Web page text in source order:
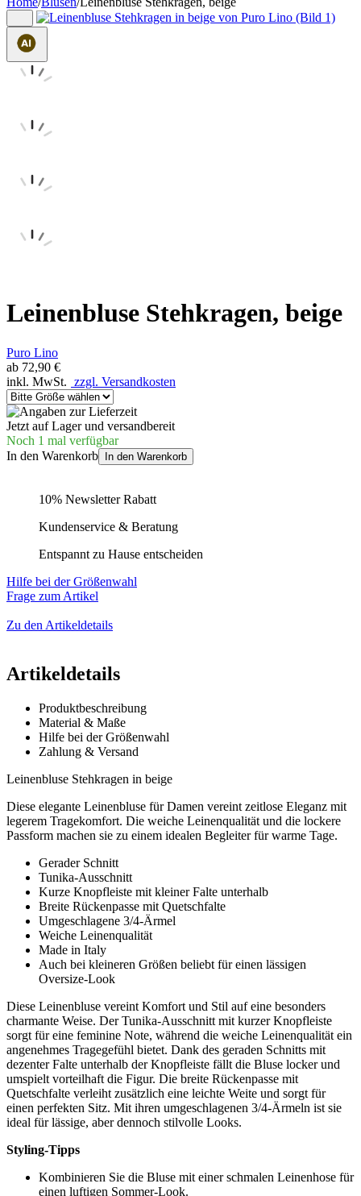
Leinenbluse Stehkragen, beige
Puro Lino
ab 72,90 €
inkl. MwSt. zzgl. Versandkosten
Jetzt auf Lager und versandbereit
Noch 1 mal verfügbar
In den Warenkorb
In den Warenkorb
10% Newsletter Rabatt
Kundenservice & Beratung
Entspannt zu Hause entscheiden
Hilfe bei der Größenwahl
Frage zum Artikel
Zu den Artikeldetails
Artikeldetails
Produktbeschreibung
Material & Maße
Hilfe bei der Größenwahl
Zahlung & Versand
Leinenbluse Stehkragen in beige
Diese elegante Leinenbluse für Damen vereint zeitlose Eleganz mit
legerem Tragekomfort. Die weiche Leinenqualität und die lockere
Passform machen sie zu einem idealen Begleiter für warme Tage.
Gerader Schnitt
Tunika-Ausschnitt
Kurze Knopfleiste mit kleiner Falte unterhalb
Breite Rückenpasse mit Quetschfalte
Umgeschlagene 3/4-Ärmel
Weiche Leinenqualität
Made in Italy
Auch bei kleineren Größen beliebt für einen lässigen
Oversize-Look
Diese Leinenbluse vereint Komfort und Stil auf eine besonders
charmante Weise. Der Tunika-Ausschnitt mit kurzer Knopfleiste
sorgt für eine feminine Note, während die weiche Leinenqualität ein
angenehmes Tragegefühl bietet. Dank des geraden Schnitts mit
dezenter Falte unterhalb der Knopfleiste fällt die Bluse locker und
umspielt vorteilhaft die Figur. Die breite Rückenpasse mit
Quetschfalte verleiht zusätzlich eine leichte Weite und sorgt für
einen perfekten Sitz. Mit ihren umgeschlagenen 3/4-Ärmeln ist sie
ideal für lässige, aber dennoch stilvolle Looks.
Styling-Tipps
Kombinieren Sie die Bluse mit einer schmalen Leinenhose für
einen luftigen Sommer-Look.